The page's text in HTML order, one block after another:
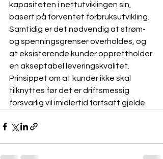
kapasiteten i nettutviklingen sin,
basert på forventet forbruksutvikling.
Samtidig er det nødvendig at strøm-
og spenningsgrenser overholdes, og
at eksisterende kunder opprettholder
en akseptabel leveringskvalitet.
Prinsippet om at kunder ikke skal
tilknyttes før det er driftsmessig
forsvarlig vil imidlertid fortsatt gjelde.